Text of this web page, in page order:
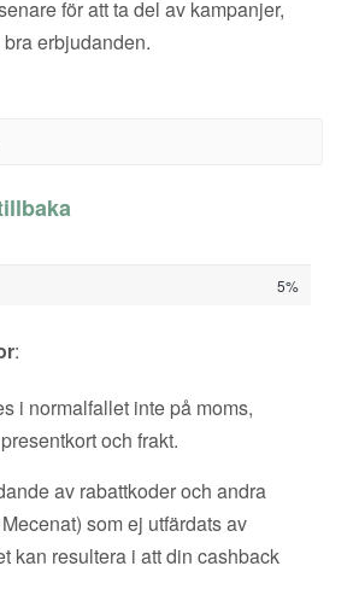
för att ta del av kampanjer,
erbjudanden.
5%
:
i normalfallet inte på moms,
och frakt.
av rabattkoder och andra
som ej utfärdats av
kan resultera i att din cashback